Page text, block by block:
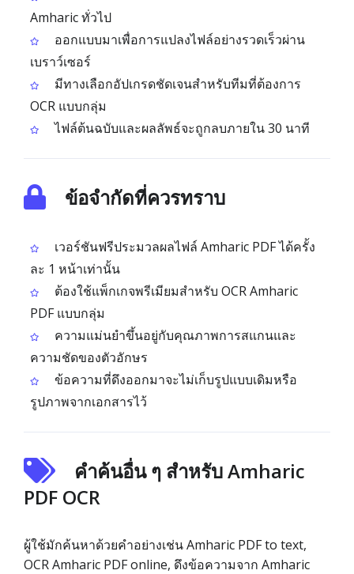
Amharic ทั่วไป
ออกแบบมาเพื่อการแปลงไฟล์อย่างรวดเร็วผ่าน
เบราว์เซอร์
มีทางเลือกอัปเกรดชัดเจนสำหรับทีมที่ต้องการ
OCR แบบกลุ่ม
ไฟล์ต้นฉบับและผลลัพธ์จะถูกลบภายใน 30 นาที
ข้อจำกัดที่ควรทราบ
เวอร์ชันฟรีประมวลผลไฟล์ Amharic PDF ได้ครั้ง
ละ 1 หน้าเท่านั้น
ต้องใช้แพ็กเกจพรีเมียมสำหรับ OCR Amharic
PDF แบบกลุ่ม
ความแม่นยำขึ้นอยู่กับคุณภาพการสแกนและ
ความชัดของตัวอักษร
ข้อความที่ดึงออกมาจะไม่เก็บรูปแบบเดิมหรือ
รูปภาพจากเอกสารไว้
คำค้นอื่น ๆ สำหรับ Amharic
PDF OCR
ผู้ใช้มักค้นหาด้วยคำอย่างเช่น Amharic PDF to text,
OCR Amharic PDF online, ดึงข้อความจาก Amharic